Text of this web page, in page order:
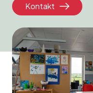
Kontakt